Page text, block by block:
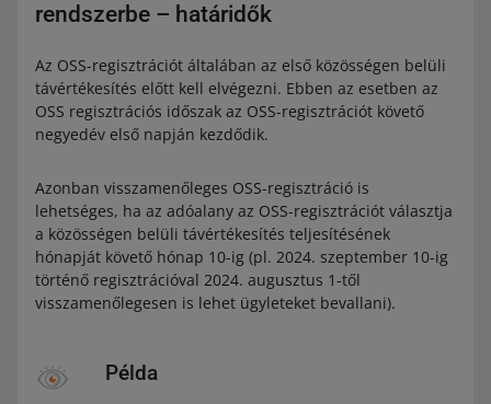
rendszerbe – határidők
Az OSS-regisztrációt általában az első közösségen belüli
távértékesítés előtt kell elvégezni. Ebben az esetben az
OSS regisztrációs időszak az OSS-regisztrációt követő
negyedév első napján kezdődik.
Azonban visszamenőleges OSS-regisztráció is
lehetséges, ha az adóalany az OSS-regisztrációt választja
a közösségen belüli távértékesítés teljesítésének
hónapját követő hónap 10-ig (pl. 2024. szeptember 10-ig
történő regisztrációval 2024. augusztus 1-től
visszamenőlegesen is lehet ügyleteket bevallani).
Példa